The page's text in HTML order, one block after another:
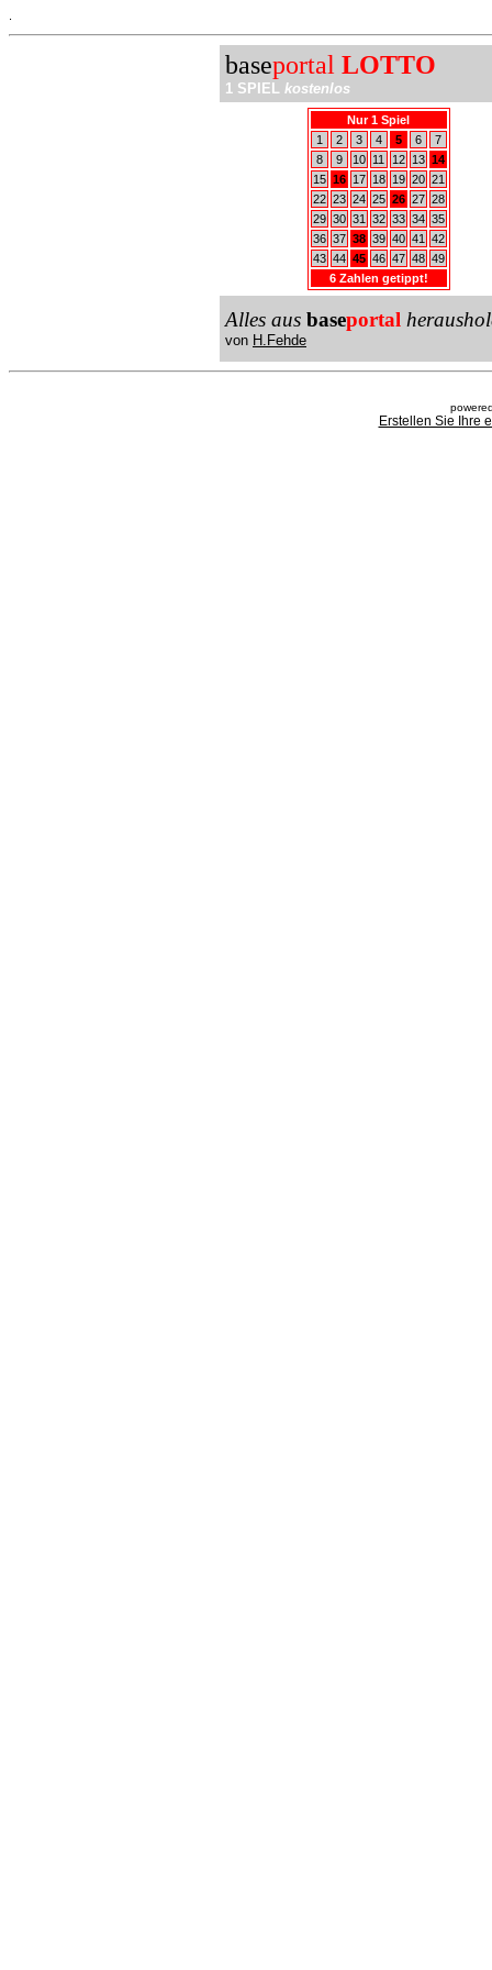
baseportal LOTTO
1 SPIEL kostenlos
Nur 1 Spiel
1
2 3 4 5 6
7
8
9 10 11 12 13 14
15 16 17 18 19 20 21
22 23 24 25 26 27 28
29 30 31 32 33 34 35
36 37 38 39 40 41
42
43 44 45 46 47 48 49
6 Zahlen getippt!
Alles aus baseportal
von H.Fehde
Erstellen Sie Ihre